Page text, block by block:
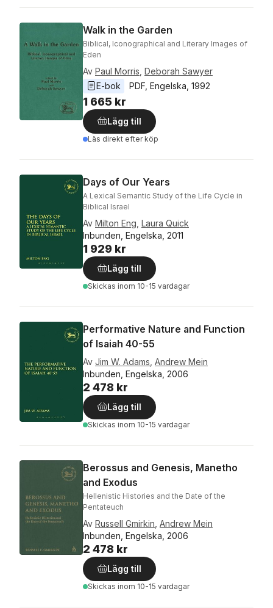
Walk in the Garden
Biblical, Iconographical and Literary Images of
Eden
Av Paul Morris Deborah Sawyer
E-bok
PDF Engelska 1992
1 665 kr
Lägg till
Läs direkt efter köp
Days of Our Years
A Lexical Semantic Study of the Life Cycle in
Biblical Israel
Av Milton Eng Laura Quick
Inbunden, Engelska, 2011
1 929 kr
Lägg till
Skickas inom 10-15 vardagar
Performative Nature and Function
of Isaiah 40-55
Av Jim W. Adams Andrew Mein
Inbunden, Engelska, 2006
2 478 kr
Lägg till
Skickas inom 10-15 vardagar
Berossus and Genesis, Manetho
and Exodus
Hellenistic Histories and the Date of the
Pentateuch
Av Russell Gmirkin Andrew Mein
Inbunden, Engelska, 2006
2 478 kr
Lägg till
Skickas inom 10-15 vardagar